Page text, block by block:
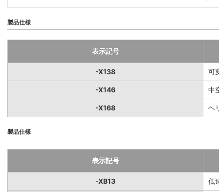
製品仕様
表示記号
-X138 可
-X146 中
-X168 ヘ
製品仕様
表示記号
-XB13 低